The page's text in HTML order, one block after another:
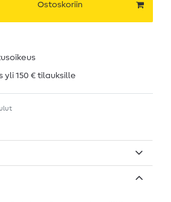
Ostoskoriin
yli 150 € tilauksille